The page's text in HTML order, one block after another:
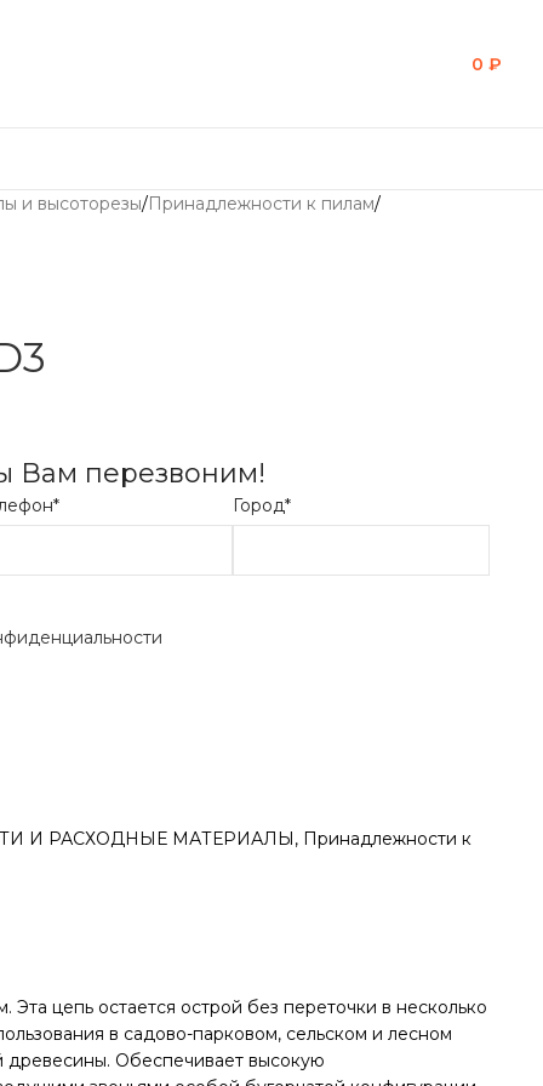
0 ₽
и высоторезы/Принадлежности к пилам/
Вам перезвоним!
Город*
И РАСХОДНЫЕ МАТЕРИАЛЫ, Принадлежности к
Эта цепь остается острой без переточки в несколько
в садово-парковом, сельском и лесном
древесины. Обеспечивает высокую